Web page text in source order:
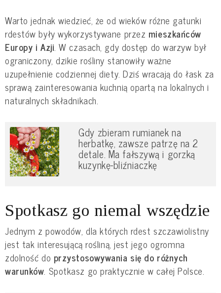
Warto jednak wiedzieć, że od wieków różne gatunki
rdestów były wykorzystywane przez mieszkańców
Europy i Azji. W czasach, gdy dostęp do warzyw był
ograniczony, dzikie rośliny stanowiły ważne
uzupełnienie codziennej diety. Dziś wracają do łask za
sprawą zainteresowania kuchnią opartą na lokalnych i
naturalnych składnikach.
Gdy zbieram rumianek na
herbatkę, zawsze patrzę na 2
detale. Ma fałszywą i gorzką
kuzynkę-bliźniaczkę
Spotkasz go niemal wszędzie
Jednym z powodów, dla których rdest szczawiolistny
jest tak interesującą rośliną, jest jego ogromna
zdolność do przystosowywania się do różnych
warunków. Spotkasz go praktycznie w całej Polsce.